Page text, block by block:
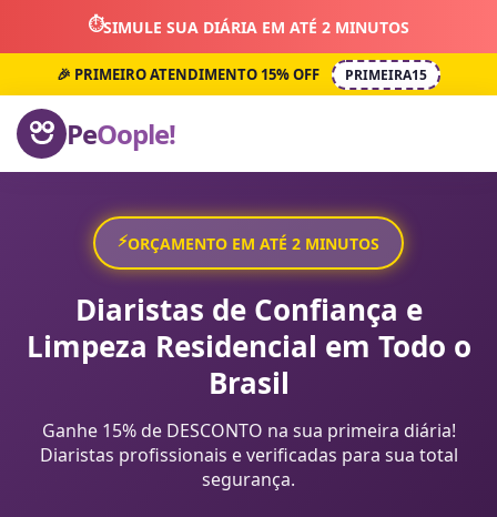
⏱️SIMULE SUA DIÁRIA EM ATÉ 2 MINUTOS
🎉 PRIMEIRO ATENDIMENTO 15% OFF PRIMEIRA15
PeOople!
⚡ORÇAMENTO EM ATÉ 2 MINUTOS
Diaristas de Confiança e
Limpeza Residencial em Todo o
Brasil
Ganhe 15% de DESCONTO na sua primeira diária!
Diaristas profissionais e verificadas para sua total
segurança.